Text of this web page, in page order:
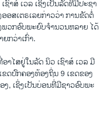
າສ໌ ເວລ ເຊິ່ງເປັນລັດທີ່ມີປະຊາ
ສເຕຣເລຍກ່າວວ່າ ການຂັດຕໍ່
ວກອົບພະຍົບຈໍານວນຫລາຍ ໄດ້
ກວ່າເກົ່າ.
າໄສຢູ່ໃນລັດ ນິວ ເຊົາສ໌ ເວລ ມີ
ດປົກຄອງທ້ອງຖິ່ນ 9 ເຂດຂອງ
, ເຊິ່ງເປັນບ່ອນທີ່ມີຊາວອົບພະ